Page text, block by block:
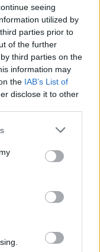
seeing
utilized by
parties prior to
of the further
third parties on the
information may
the IAB’s List of
disclose it to other
or more Google
You may click to
party tags to
in below Google
primas en agosto
por robo cripto a